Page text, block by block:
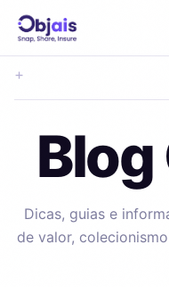
+
Blog
Dicas, guias e
de valor,